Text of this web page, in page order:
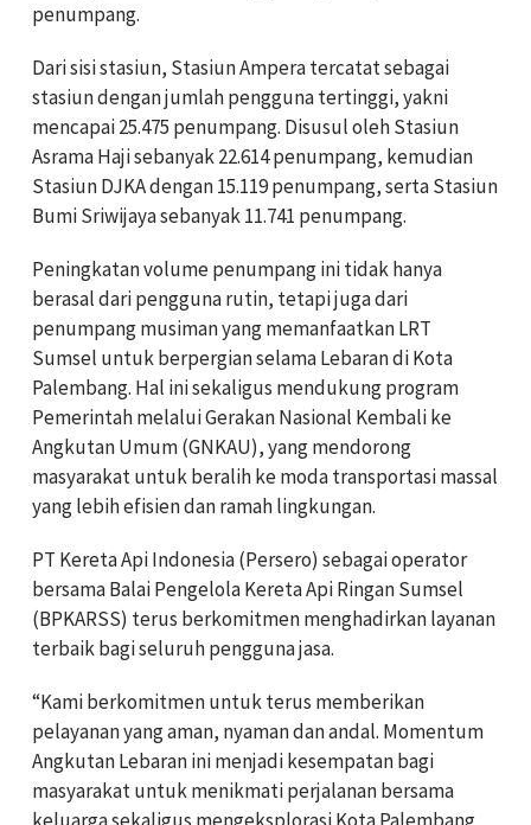
penumpang.
Dari sisi stasiun, Stasiun Ampera tercatat sebagai
stasiun dengan jumlah pengguna tertinggi, yakni
mencapai 25.475 penumpang. Disusul oleh Stasiun
Asrama Haji sebanyak 22.614 penumpang, kemudian
Stasiun DJKA dengan 15.119 penumpang, serta Stasiun
Bumi Sriwijaya sebanyak 11.741 penumpang.
Peningkatan volume penumpang ini tidak hanya
berasal dari pengguna rutin, tetapi juga dari
penumpang musiman yang memanfaatkan LRT
Sumsel untuk berpergian selama Lebaran di Kota
Palembang. Hal ini sekaligus mendukung program
Pemerintah melalui Gerakan Nasional Kembali ke
Angkutan Umum (GNKAU), yang mendorong
masyarakat untuk beralih ke moda transportasi massal
yang lebih efisien dan ramah lingkungan.
PT Kereta Api Indonesia (Persero) sebagai operator
bersama Balai Pengelola Kereta Api Ringan Sumsel
(BPKARSS) terus berkomitmen menghadirkan layanan
terbaik bagi seluruh pengguna jasa.
“Kami berkomitmen untuk terus memberikan
pelayanan yang aman, nyaman dan andal. Momentum
Angkutan Lebaran ini menjadi kesempatan bagi
masyarakat untuk menikmati perjalanan bersama